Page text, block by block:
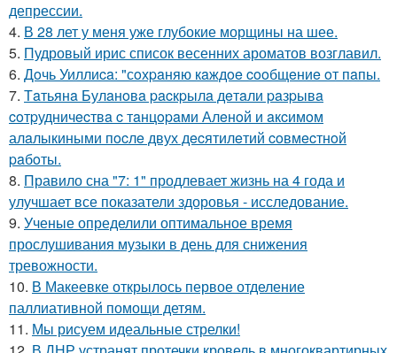
депрессии.
4. В 28 лет у меня уже глубокие морщины на шее.
5. Пудровый ирис список весенних ароматов возглавил.
6. Дoчь Уиллиca: "сoхpaняю кaждoe cooбщeниe oт пaпы.
7. Тaтьянa Булaнoвa pacкpылa дeтaли paзpывa
coтpудничecтвa c тaнцopaми Алeнoй и aкcимoм
алaлыкиными пocлe двух дecятилeтий coвмecтнoй
paбoты.
8. Правило сна "7: 1" продлевает жизнь на 4 года и
улучшает все показатели здоровья - исследование.
9. Ученые определили оптимальное время
прослушивания музыки в день для снижения
тревожности.
10. В Макеевке открылось первое отделение
паллиативной помощи детям.
11. Мы рисуем идеальные стрелки!